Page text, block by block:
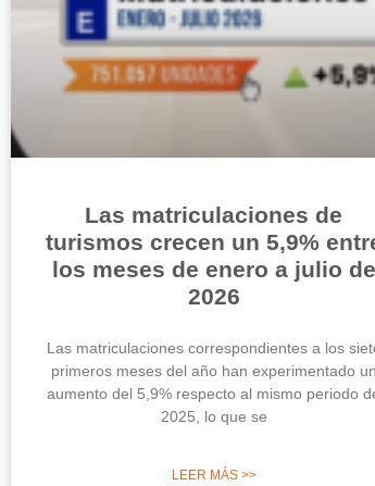
Las matriculaciones de
turismos crecen un 5,9%
los meses de enero a julio de
2026
Las matriculaciones correspondientes a los
primeros meses del año han experimentado un
aumento del 5,9% respecto al mismo periodo
2025, lo que se
LEER MÁS >>